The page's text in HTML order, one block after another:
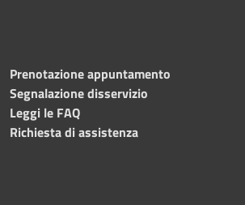
Prenotazione appuntamento
Segnalazione disservizio
Leggi le FAQ
Richiesta di assistenza